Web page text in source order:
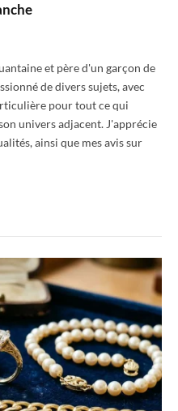
et père d'un garçon de
de divers sujets, avec
pour tout ce qui
univers adjacent. J'apprécie
ainsi que mes avis sur